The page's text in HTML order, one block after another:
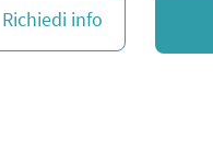
Richiedi info